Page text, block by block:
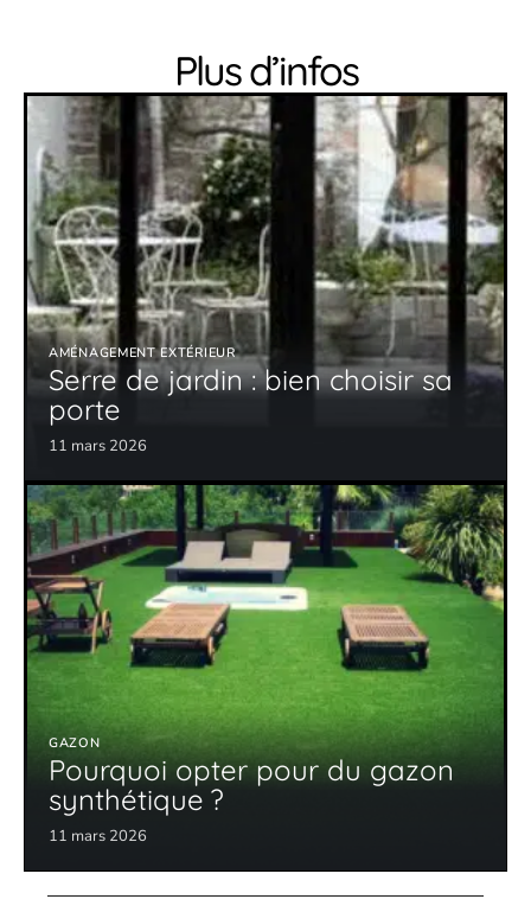
Plus d’infos
AMÉNAGEMENT EXTÉRIEUR
Serre de jardin : bien choisir sa
porte
11 mars 2026
GAZON
Pourquoi opter pour du gazon
synthétique ?
11 mars 2026